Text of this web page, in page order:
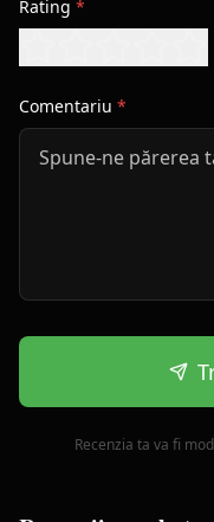
Rating *
Comentariu *
Recenzia ta va fi